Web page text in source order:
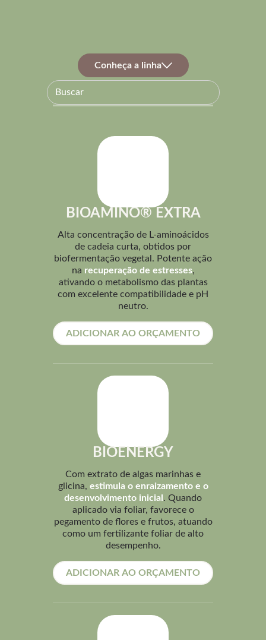
Conheça a linha
BIOAMINO® EXTRA
Alta concentração de L-aminoácidos
de cadeia curta, obtidos por
biofermentação vegetal. Potente ação
na recuperação de estresses,
ativando o metabolismo das plantas
com excelente compatibilidade e pH
neutro.
ADICIONAR AO ORÇAMENTO
BIOENERGY
Com extrato de algas marinhas e
glicina, estimula o enraizamento e o
desenvolvimento inicial . Quando
aplicado via foliar, favorece o
pegamento de flores e frutos, atuando
como um fertilizante foliar de alto
desempenho.
ADICIONAR AO ORÇAMENTO